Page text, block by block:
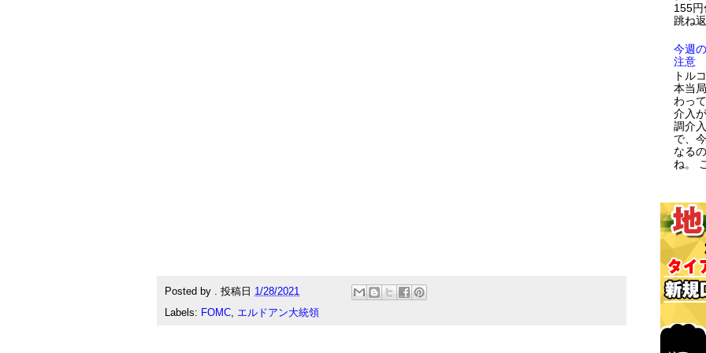
Posted by . 投稿日 1/28/2021
Labels: FOMC, エルドアン大統領
155
跳ね
今週
注意
トル
本当
わっ
介入
調介
で、
なる
ね。